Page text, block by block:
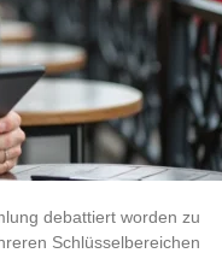
debattiert worden zu
Schlüsselbereichen